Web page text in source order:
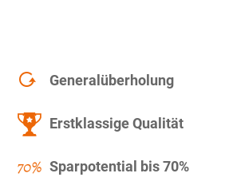
Generalüberholung
Erstklassige Qualität
Sparpotential bis 70%